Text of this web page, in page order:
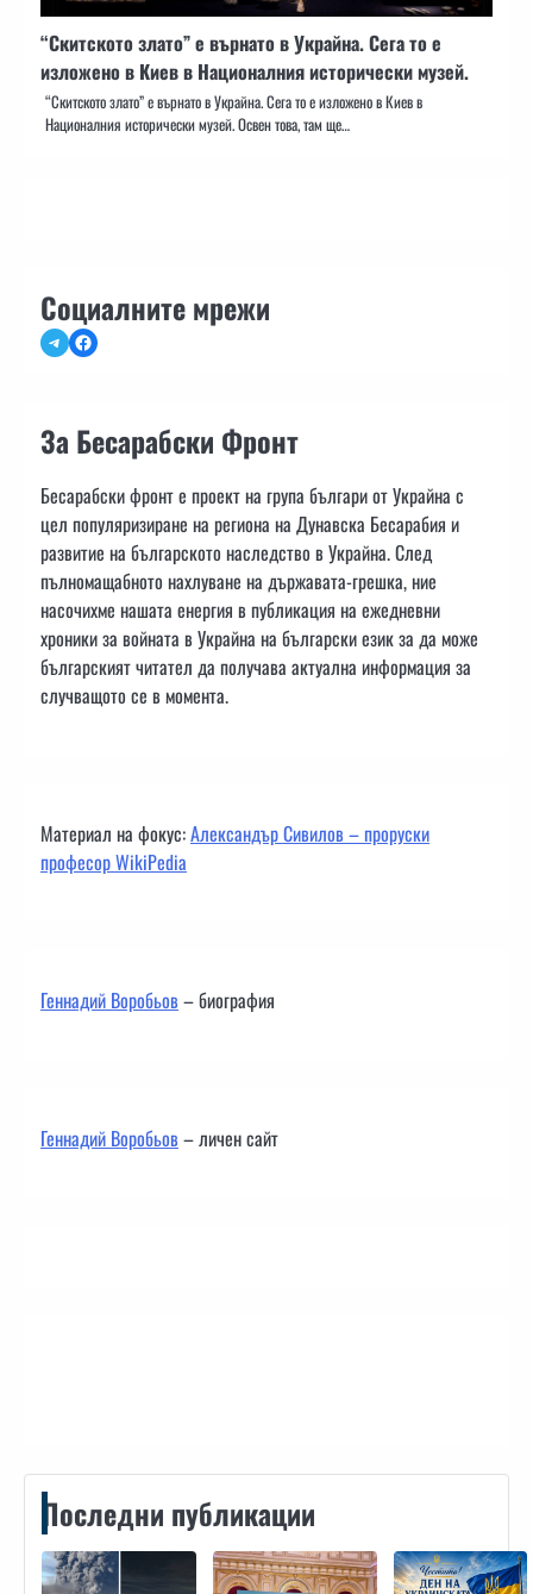
“Скитското злато” е върнато в Украйна. Сега то е
изложено в Киев в Националния исторически музей.
“Скитското злато” е върнато в Украйна. Сега то е изложено в Киев в
Националния исторически музей. Освен това, там ще…
Социалните мрежи
TelegramFacebook
За Бесарабски Фронт
Бесарабски фронт е проект на група българи от Украйна с
цел популяризиране на региона на Дунавска Бесарабия и
развитие на българското наследство в Украйна. След
пълномащабното нахлуване на държавата-грешка, ние
насочихме нашата енергия в публикация на ежедневни
хроники за войната в Украйна на български език за да може
българският читател да получава актуална информация за
случващото се в момента.
Материал на фокус:Александър Сивилов – проруски
професор WikiPedia
Геннадий Воробьов– биография
Геннадий Воробьов– личен сайт
Последни публикации